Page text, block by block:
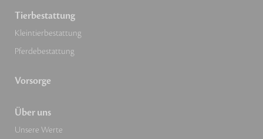
Tierbestattung
Kleintierbestattung
Pferdebestattung
Vorsorge
Über uns
Unsere Werte